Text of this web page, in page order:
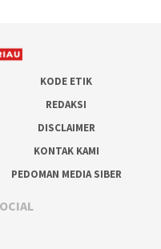
KODE ETIK
REDAKSI
DISCLAIMER
KONTAK KAMI
PEDOMAN MEDIA SIBER